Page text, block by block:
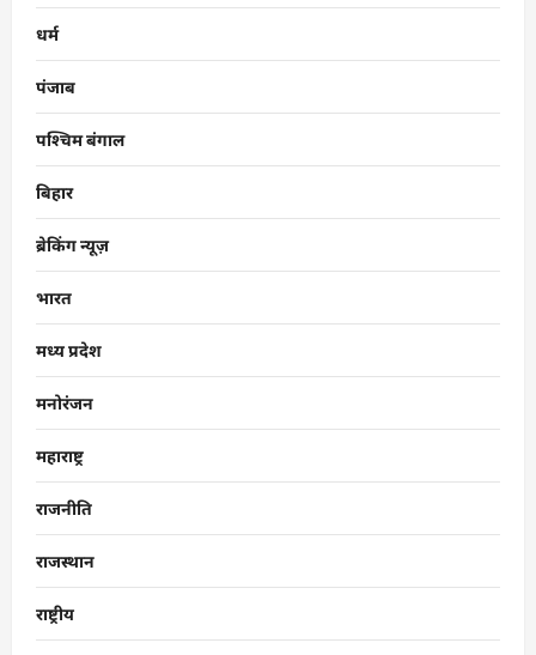
धर्म
पंजाब
पश्चिम बंगाल
बिहार
ब्रेकिंग न्यूज़
भारत
मध्य प्रदेश
मनोरंजन
महाराष्ट्र
राजनीति
राजस्थान
राष्ट्रीय